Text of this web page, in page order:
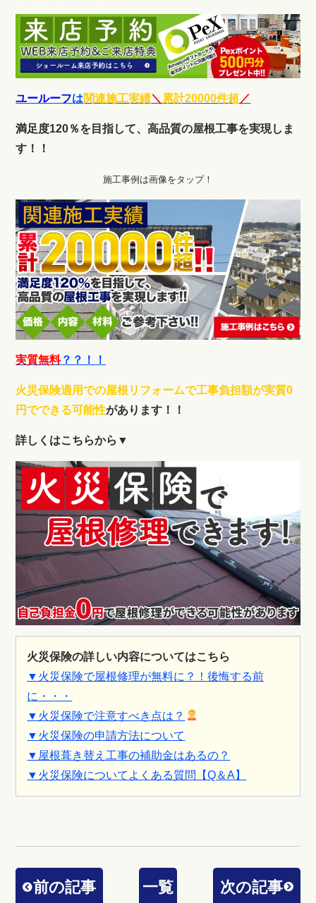
ユールーフは関連施工実績＼ 累計20000件超 ／
満足度120％を目指して、高品質の屋根工事を実現しま
す！！
施工事例は画像をタップ！
実質無料？？！！
火災保険適用での屋根リフォームで工事負担額が実質0
円でできる可能性があります！！
詳しくはこちらから▼
火災保険の詳しい内容についてはこちら
▼火災保険で屋根修理が無料に？！後悔する前
に・・・
▼火災保険で注意すべき点は？
▼火災保険の申請方法について
▼屋根葺き替え工事の補助金はあるの？
▼火災保険についてよくある質問【Q＆A】
前の記事 一覧 次の記事